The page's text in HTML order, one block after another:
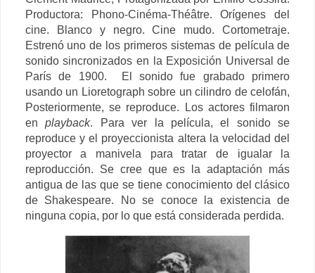
Productora: Phono-Cinéma-Théâtre. Orígenes del
cine. Blanco y negro. Cine mudo. Cortometraje.
Estrenó uno de los primeros sistemas de película de
sonido sincronizados en la Exposición Universal de
París de 1900. El sonido fue grabado primero
usando un Lioretograph sobre un cilindro de celofán,
Posteriormente, se reproduce. Los actores filmaron
enplayback. Para ver la película, el sonido se
reproduce y el proyeccionista altera la velocidad del
proyector a manivela para tratar de igualar la
reproducción. Se cree que es la adaptación más
antigua de las que se tiene conocimiento del clásico
de Shakespeare. No se conoce la existencia de
ninguna copia, por lo que está considerada perdida.